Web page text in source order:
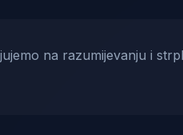
na razumijevanju i